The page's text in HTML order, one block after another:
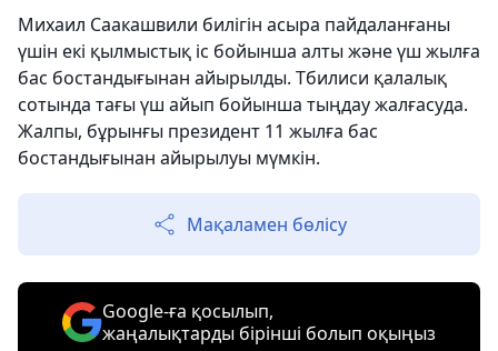
Михаил Саакашвили билігін асыра пайдаланғаны
үшін екі қылмыстық іс бойынша алты және үш жылға
бас бостандығынан айырылды. Тбилиси қалалық
сотында тағы үш айып бойынша тыңдау жалғасуда.
Жалпы, бұрынғы президент 11 жылға бас
бостандығынан айырылуы мүмкін.
Мақаламен бөлісу
Google-ға қосылып,
жаңалықтарды бірінші болып оқыңыз